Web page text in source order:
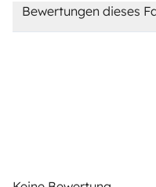
Bewertungen dieses